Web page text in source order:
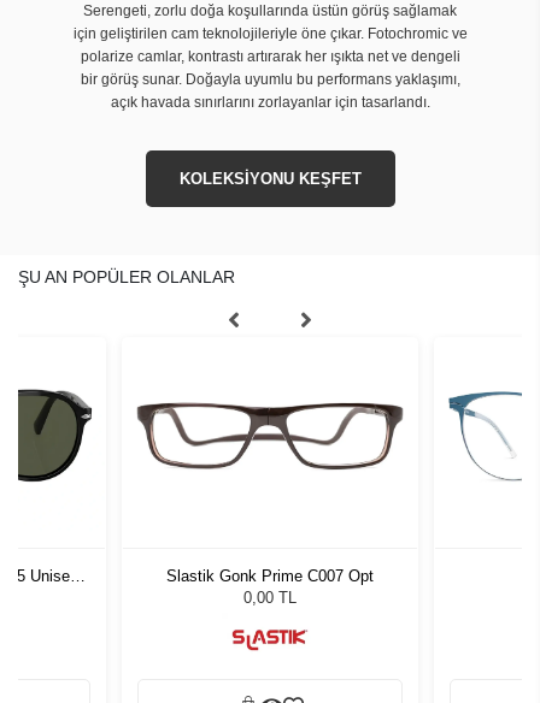
Serengeti, zorlu doğa koşullarında üstün görüş sağlamak
için geliştirilen cam teknolojileriyle öne çıkar. Fotochromic ve
polarize camlar, kontrastı artırarak her ışıkta net ve dengeli
bir görüş sunar. Doğayla uyumlu bu performans yaklaşımı,
açık havada sınırlarını zorlayanlar için tasarlandı.
KOLEKSİYONU KEŞFET
ŞU AN POPÜLER OLANLAR
55 Unisex
Slastik Gonk Prime C007 Opt
0,00 TL